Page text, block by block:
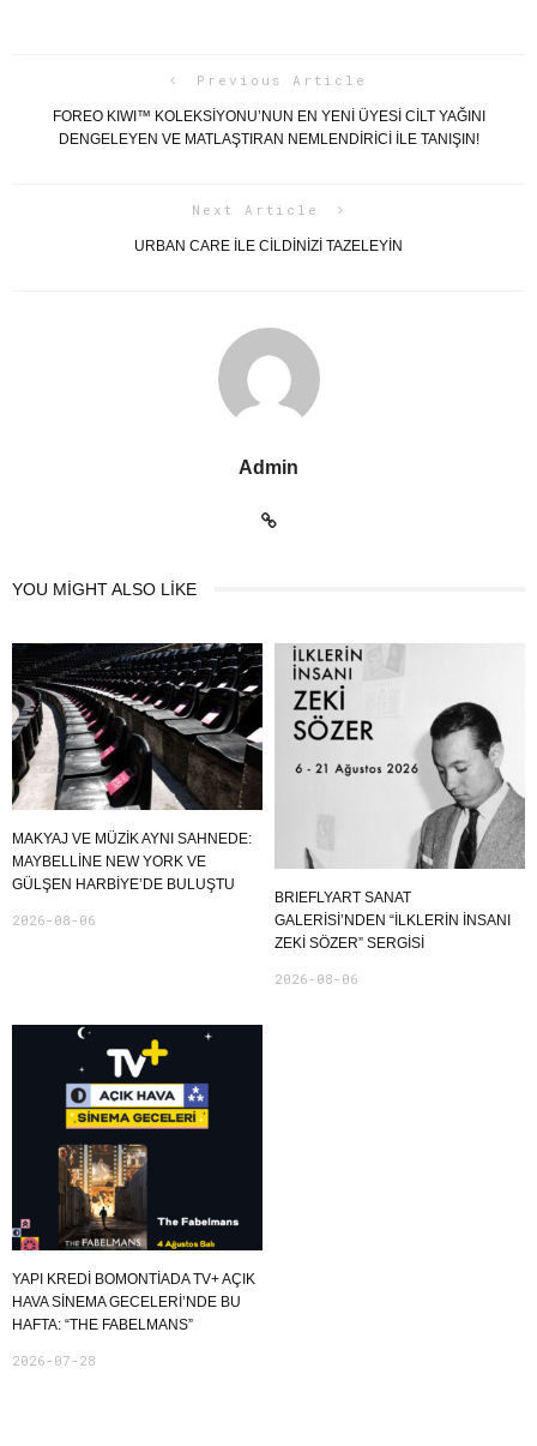
Previous Article
FOREO KIWI™️ KOLEKSIYONU’NUN EN YENI ÜYESI CILT YAĞINI
DENGELEYEN VE MATLAŞTIRAN NEMLENDIRICI ILE TANIŞIN!
Next Article
URBAN CARE İLE CİLDİNİZİ TAZELEYİN
Admin
YOU MIGHT ALSO LIKE
MAKYAJ VE MÜZIK AYNI SAHNEDE:
MAYBELLINE NEW YORK VE
GÜLŞEN HARBIYE’DE BULUŞTU
2026-08-06
BRIEFLYART SANAT
GALERİSİ’NDEN “İLKLERİN İNSANI
ZEKİ SÖZER” SERGİSİ
2026-08-06
YAPI KREDI BOMONTIADA TV+ AÇIK
HAVA SINEMA GECELERI’NDE BU
HAFTA: “THE FABELMANS”
2026-07-28